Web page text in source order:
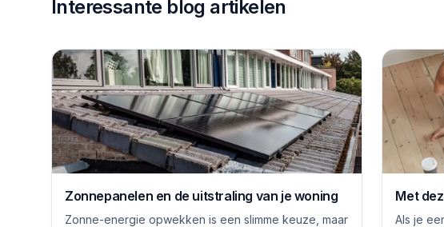
Interessante blog artikelen
Zonnepanelen en de uitstraling van je woning
Zonne-energie opwekken is een slimme keuze, maar
Met
je huis
Als je